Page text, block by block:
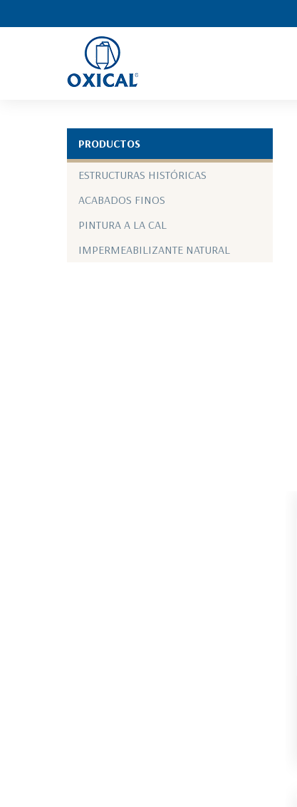
PRODUCTOS
ESTRUCTURAS HISTÓRICAS
ACABADOS FINOS
PINTURA A LA CAL
IMPERMEABILIZANTE NATURAL